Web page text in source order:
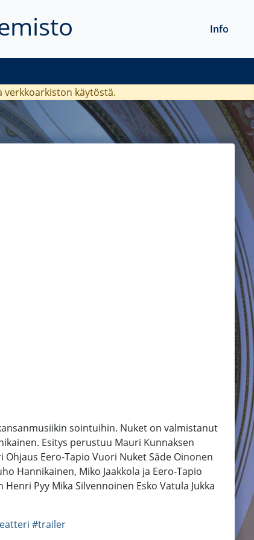
Info
verkkoarkiston käytöstä.
sointuihin. Nuket on valmistanut
Esitys perustuu Mauri Kunnaksen
Eero-Tapio Vuori Nuket Säde Oinonen
Hannikainen, Miko Jaakkola ja Eero-Tapio
Pyy Mika Silvennoinen Esko Vatula Jukka
#trailer